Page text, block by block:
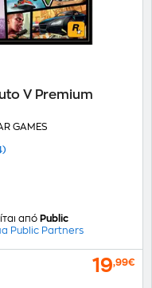
V Premium
GAMES
από Public
Public Partners
19,99€